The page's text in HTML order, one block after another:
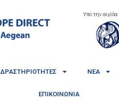
Υπό την
ΔΡΑΣΤΗΡΙΌΤΗΤΕΣ ΝΈΑ
ΕΠΙΚΟΙΝΩΝΊΑ